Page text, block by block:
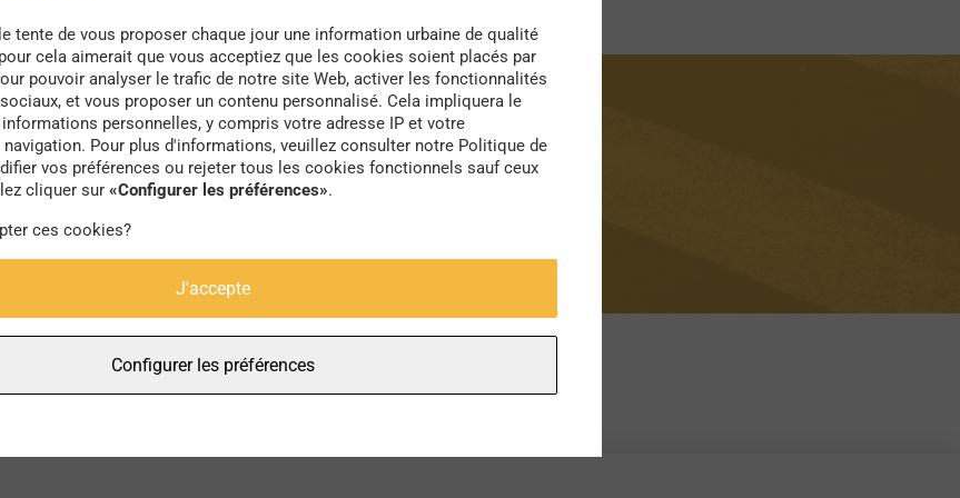
de la culture
tente de vous proposer chaque jour une information urbaine de qualité
cela aimerait que vous acceptiez que les cookies soient placés par
pouvoir analyser le trafic de notre site Web, activer les fonctionnalités
sociaux, et vous proposer un contenu personnalisé. Cela impliquera le
personnelles, y compris votre adresse IP et votre
Pour plus d'informations, veuillez consulter notre Politique de
vos préférences ou rejeter tous les cookies fonctionnels sauf ceux
cliquer sur «Configurer les préférences».
ces cookies?
J'accepte
Configurer les préférences